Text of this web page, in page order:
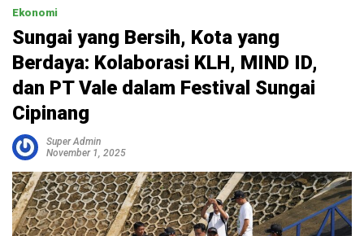
Ekonomi
Sungai yang Bersih, Kota yang
Berdaya: Kolaborasi KLH, MIND ID,
dan PT Vale dalam Festival Sungai
Cipinang
Super Admin
November 1, 2025